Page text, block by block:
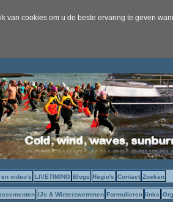
van cookies om u de beste ervaring te geven
en video's LIVETIMING Blogs Regio's Contact Zoeken
IJs & Winterzwemmen Formulieren links